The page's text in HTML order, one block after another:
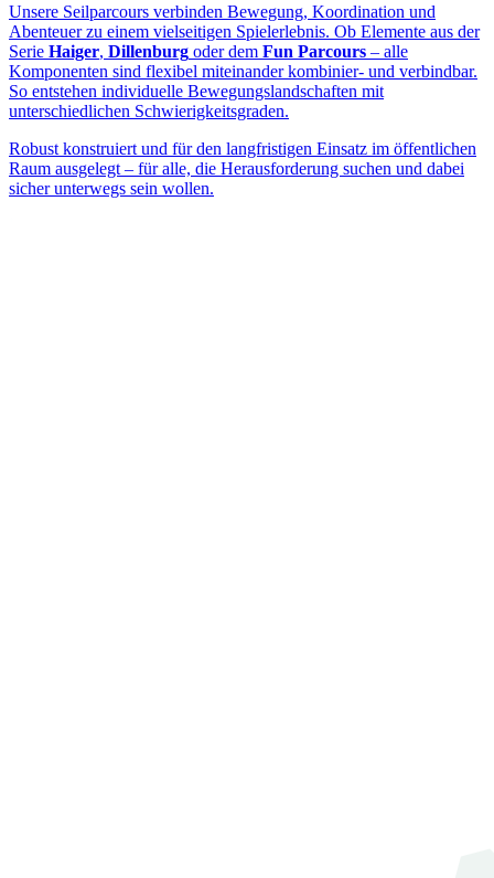
Unsere Seilparcours verbinden Bewegung, Koordination und
Abenteuer zu einem vielseitigen Spielerlebnis. Ob Elemente aus der
Serie Haiger, Dillenburg oder dem Fun Parcours – alle
Komponenten sind flexibel miteinander kombinier- und verbindbar.
So entstehen individuelle Bewegungslandschaften mit
unterschiedlichen Schwierigkeitsgraden.
Robust konstruiert und für den langfristigen Einsatz im öffentlichen
Raum ausgelegt – für alle, die Herausforderung suchen und dabei
sicher unterwegs sein wollen.